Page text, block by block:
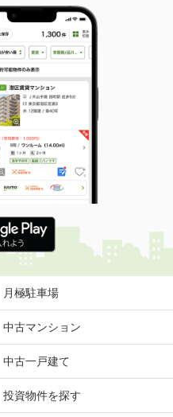
月極駐車場
中古マンション
中古一戸建て
投資物件を探す